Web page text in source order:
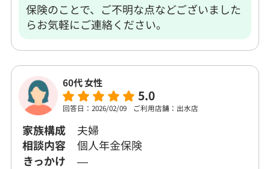
保険のことで、ご不明な点などございました
らお気軽にご連絡ください。
60代 女性
5.0
回答日：2026/02/09 ご利用店舗：出水店
家族構成
夫婦
相談内容
個人年金保険
きっかけ
―